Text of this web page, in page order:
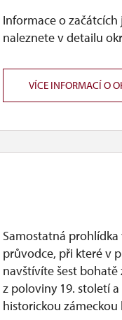
Informace o
naleznete v detailu
VÍCE INFORMACÍ O
Samostatná
průvodce, při které v
navštívíte šest
z poloviny 19. století
historickou zámeckou